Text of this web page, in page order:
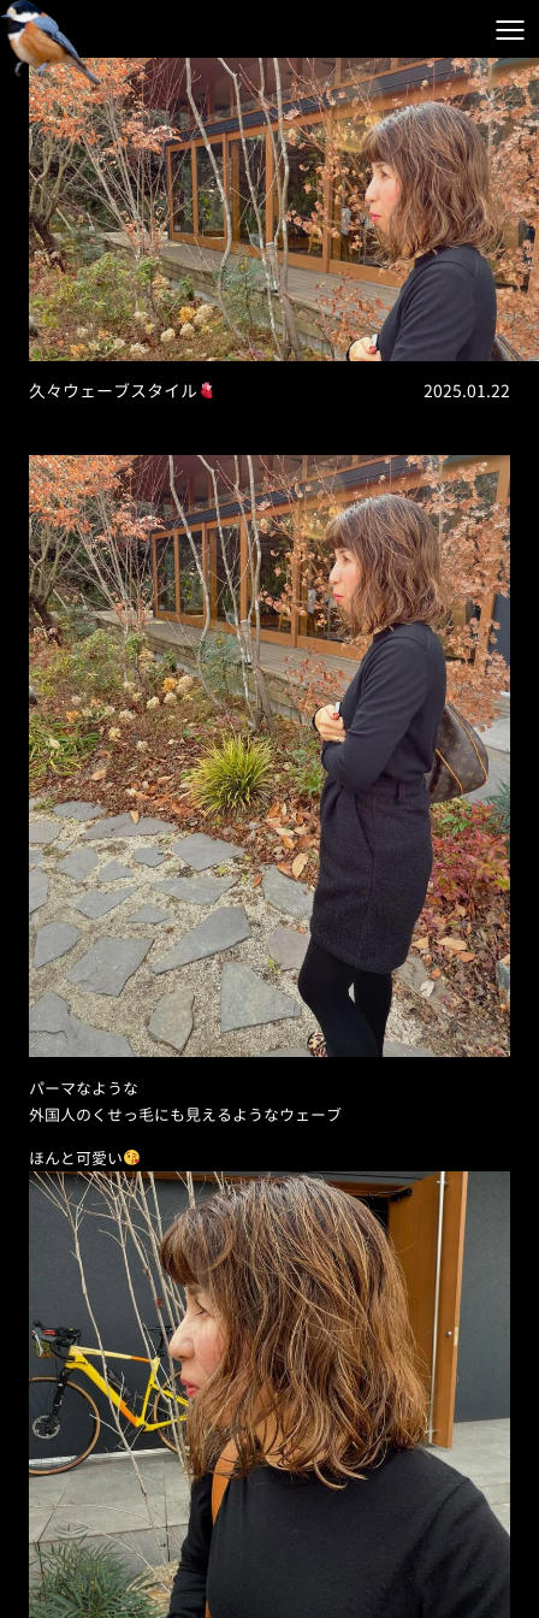
久々ウェーブスタイル 2025.01.22
パーマなような
外国人のくせっ毛にも見えるようなウェーブ
ほんと可愛い